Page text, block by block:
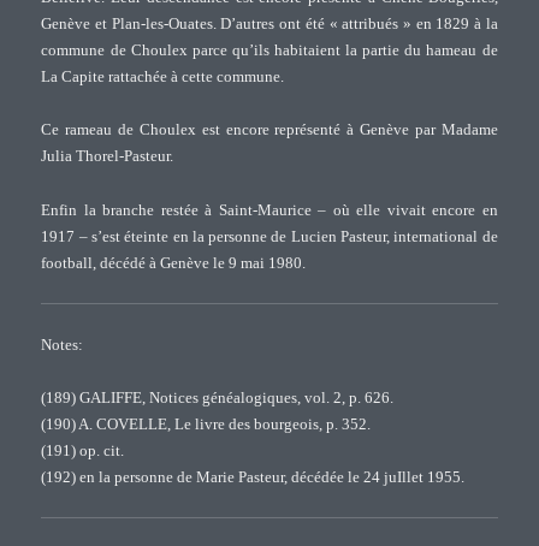
Genève et Plan-les-Ouates. D’autres ont été « attribués » en 1829 à la
commune de Choulex parce qu’ils habitaient la partie du hameau de
La Capite rattachée à cette commune.
Ce rameau de Choulex est encore représenté à Genève par Madame
Julia Thorel-Pasteur.
Enfin la branche restée à Saint-Maurice – où elle vivait encore en
1917 – s’est éteinte en la personne de Lucien Pasteur, international de
football, décédé à Genève le 9 mai 1980.
Notes:
(189) GALIFFE, Notices généalogiques, vol. 2, p. 626.
(190) A. COVELLE, Le livre des bourgeois, p. 352.
(191) op. cit.
(192) en la personne de Marie Pasteur, décédée le 24 juIllet 1955.